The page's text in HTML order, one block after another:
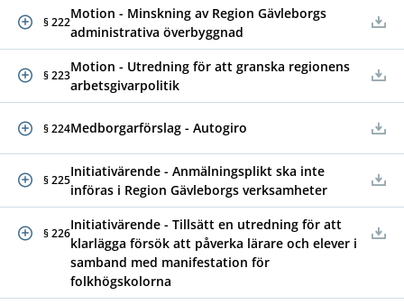
§ 222
Motion - Minskning av Region Gävleborgs
administrativa överbyggnad
§ 223
Motion - Utredning för att granska regionens
arbetsgivarpolitik
§ 224Medborgarförslag - Autogiro
§ 225
Initiativärende - Anmälningsplikt ska inte
införas i Region Gävleborgs verksamheter
§ 226
Initiativärende - Tillsätt en utredning för att
klarlägga försök att påverka lärare och elever i
samband med manifestation för
folkhögskolorna